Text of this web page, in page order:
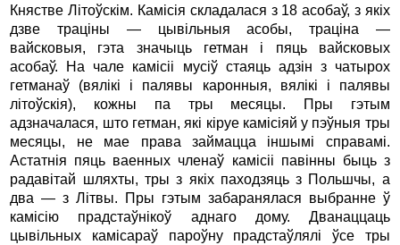
Княстве Літоўскім. Камісія складалася з 18 асобаў, з якіх
дзве траціны — цывільныя асобы, траціна —
вайсковыя, гэта значыць гетман і пяць вайсковых
асобаў. На чале камісіі мусіў стаяць адзін з чатырох
гетманаў (вялікі і палявы каронныя, вялікі і палявы
літоўскія), кожны па тры месяцы. Пры гэтым
адзначалася, што гетман, які кіруе камісіяй у пэўныя тры
месяцы, не мае права займацца іншымі справамі.
Астатнія пяць ваенных членаў камісіі павінны быць з
радавітай шляхты, тры з якіх паходзяць з Польшчы, а
два — з Літвы. Пры гэтым забаранялася выбранне ў
камісію прадстаўнікоў аднаго дому. Дванаццаць
цывільных камісараў пароўну прадстаўлялі ўсе тры